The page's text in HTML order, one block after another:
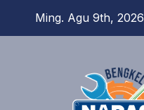
Ming. Agu 9th, 2026